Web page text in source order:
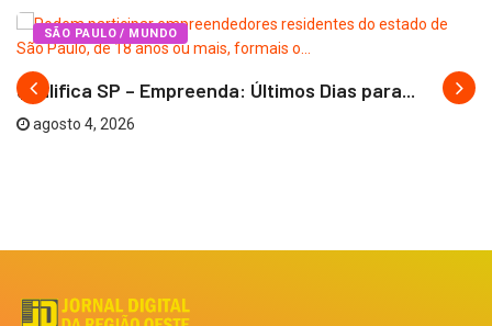
SÃO PAULO / MUNDO
Qualifica SP – Empreenda: Últimos Dias para...
agosto 4, 2026